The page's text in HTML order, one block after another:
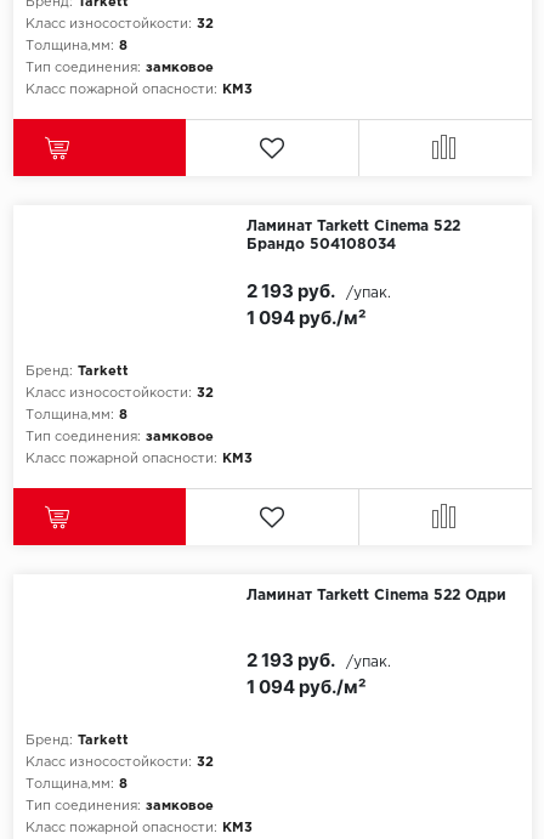
SPC Alta Step
SPC Betta
SPC Promo
TANTO
Tarkett
Бренд:
Tarkett
Класс износостойкости: 32
Толщина,мм: 8
Тип соединения: замковое
Класс пожарной опасности:
КМ3
Ламинат Tarkett Cinema 522
Брандо 504108034
Бренд: Tarkett
Класс износостойкости: 32
Толщина,мм: 8
Тип соединения: замковое
Класс пожарной опасности:
КМ3
1 094 руб./м²
2 193 руб. /упак.
Ламинат Tarkett Cinema 522 Одри
Бренд: Tarkett
Класс износостойкости: 32
Толщина,мм: 8
Тип соединения: замковое
Класс пожарной опасности:
КМ3
1 094 руб./м²
2 193 руб. /упак.